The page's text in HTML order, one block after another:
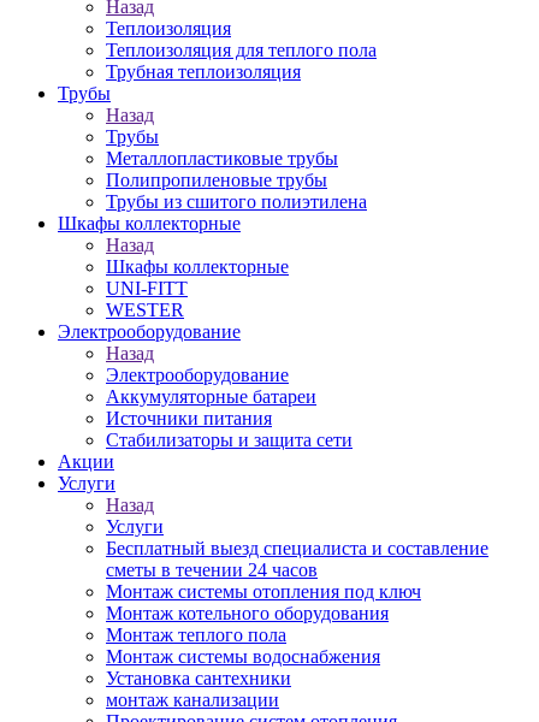
Назад
Теплоизоляция
Теплоизоляция для теплого пола
Трубная теплоизоляция
Трубы
Назад
Трубы
Металлопластиковые трубы
Полипропиленовые трубы
Трубы из сшитого полиэтилена
Шкафы коллекторные
Назад
Шкафы коллекторные
UNI-FITT
WESTER
Электрооборудование
Назад
Электрооборудование
Аккумуляторные батареи
Источники питания
Стабилизаторы и защита сети
Акции
Услуги
Назад
Услуги
Бесплатный выезд специалиста и составление
сметы в течении 24 часов
Монтаж системы отопления под ключ
Монтаж котельного оборудования
Монтаж теплого пола
Монтаж системы водоснабжения
Установка сантехники
монтаж канализации